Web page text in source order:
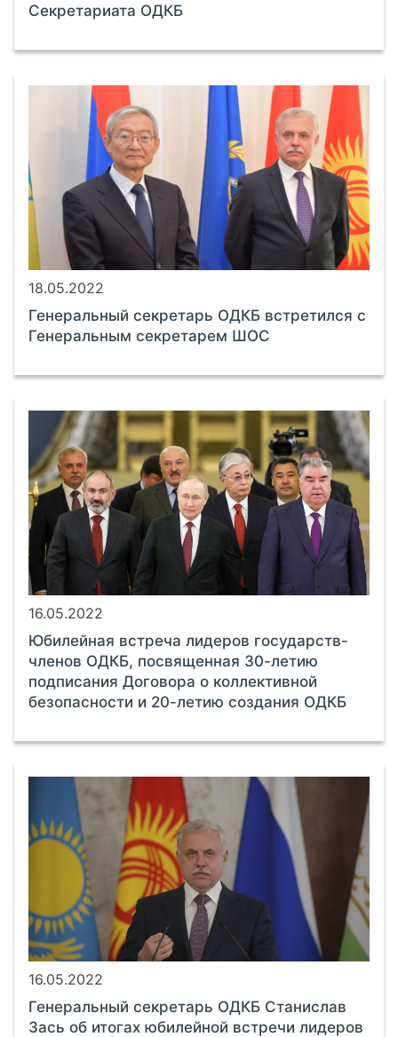
Секретариата ОДКБ
18.05.2022
Генеральный секретарь ОДКБ встретился с
Генеральным секретарем ШОС
16.05.2022
Юбилейная встреча лидеров государств-
членов ОДКБ, посвященная 30-летию
подписания Договора о коллективной
безопасности и 20-летию создания ОДКБ
16.05.2022
Генеральный секретарь ОДКБ Станислав
Зась об итогах юбилейной встречи лидеров